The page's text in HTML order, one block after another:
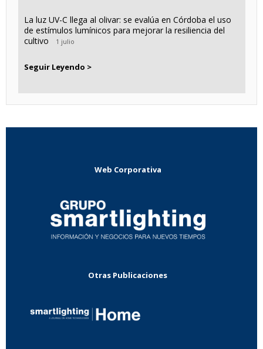
La luz UV-C llega al olivar: se evalúa en Córdoba el uso
de estímulos lumínicos para mejorar la resiliencia del
cultivo
1 julio
Seguir Leyendo >
Web Corporativa
Otras Publicaciones